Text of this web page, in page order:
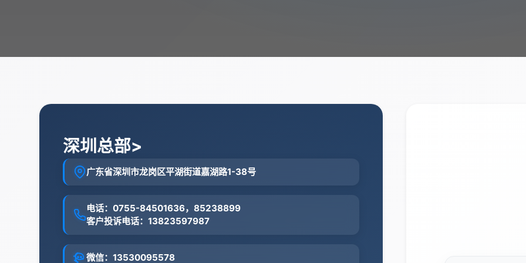
深圳总部>
广东省深圳市龙岗区平湖街道嘉湖路1-38号
电话：0755-84501636，85238899
客户投诉电话：13823597987
微信：13530095578